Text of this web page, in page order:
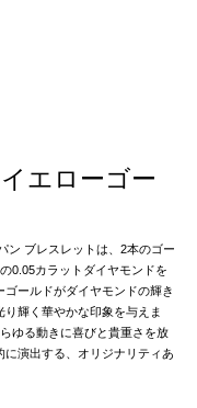
エローゴー
ン ブレスレットは、2本のゴー
0.05カラットダイヤモンドを
ールドがダイヤモンドの輝き
輝く華やかな印象を与えま
ゆる動きに喜びと貴重さを放
演出する、オリジナリティあ